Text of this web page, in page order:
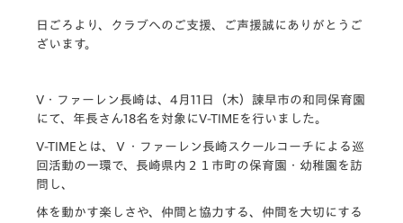
日ごろより、クラブへのご支援、ご声援誠にありがとうご
ざいます。
V・ファーレン長崎は、4月11日（木）諫早市の和同保育園
にて、年長さん18名を対象にV-TIMEを行いました。
V-TIMEとは、Ｖ・ファーレン長崎スクールコーチによる巡
回活動の一環で、長崎県内２１市町の保育園・幼稚園を訪
問し、
体を動かす楽しさや、仲間と協力する、仲間を大切にする